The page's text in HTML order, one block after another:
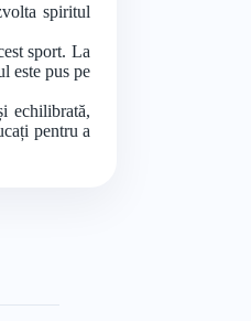
spiritul
sport. La
este pus pe
echilibrată,
pentru a